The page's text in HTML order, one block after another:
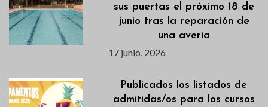
sus puertas el próximo 18 de
junio tras la reparación de
una avería
17 junio, 2026
Publicados los listados de
admitidas/os para los cursos